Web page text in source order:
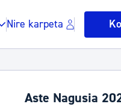
Nire karpeta
Udako ordutegiak